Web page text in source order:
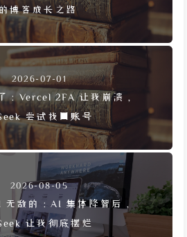
博客成长之路
2026-07-01
：Vercel 2FA 让我崩溃，
尝试找回账号
2026-08-05
无敌的：AI 集体降智后，
让我彻底摆烂